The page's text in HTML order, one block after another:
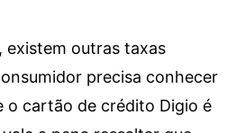
existem outras taxas
precisa conhecer
o cartão de crédito Digio é